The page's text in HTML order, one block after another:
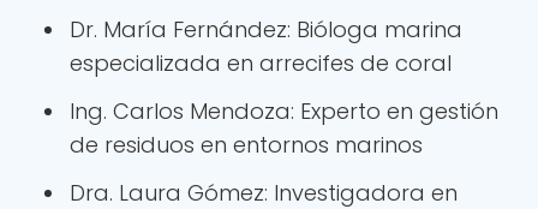
Dr. María Fernández: Bióloga marina
especializada en arrecifes de coral
Ing. Carlos Mendoza: Experto en gestión
de residuos en entornos marinos
Dra. Laura Gómez: Investigadora en